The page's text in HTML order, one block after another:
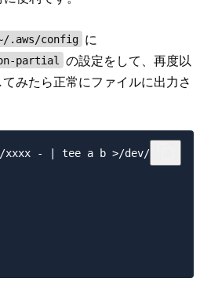
.aws/config に
partial
の設定をして、再度以
みたら正常にファイルに出力さ
xxxx - | tee a b >/dev/null